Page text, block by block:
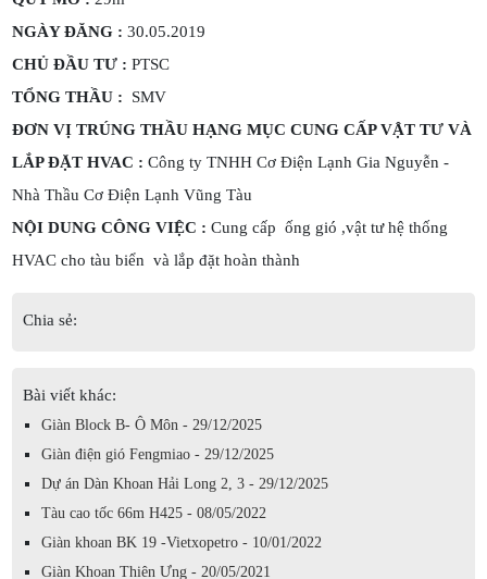
NGÀY ĐĂNG :30.05.2019
CHỦ ĐẦU TƯ : PTSC
TỔNG THẦU : SMV
ĐƠN VỊ TRÚNG THẦU HẠNG MỤC CUNG CẤP VẬT TƯ VÀ
LẮP ĐẶT HVAC : Công ty TNHH Cơ Điện Lạnh Gia Nguyễn -
Nhà Thầu Cơ Điện Lạnh Vũng Tàu
NỘI DUNG CÔNG VIỆC : Cung cấp ống gió ,vật tư hệ thống
HVAC cho tàu biển và lắp đặt hoàn thành
Chia sẻ:
Bài viết khác:
Giàn Block B- Ô Môn - 29/12/2025
Giàn điện gió Fengmiao - 29/12/2025
Dự án Dàn Khoan Hải Long 2, 3 - 29/12/2025
Tàu cao tốc 66m H425 - 08/05/2022
Giàn khoan BK 19 -Vietxopetro - 10/01/2022
Giàn Khoan Thiên Ưng - 20/05/2021